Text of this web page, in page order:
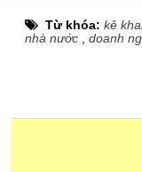
Từ khóa:kê
nhà nước ,doanh